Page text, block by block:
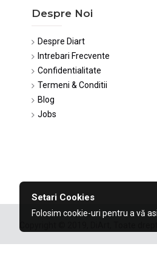
Despre Noi
Despre Diart
Intrebari Frecvente
Confidentialitate
Termeni & Conditii
Blog
Jobs
Setari Cookies
Folosim cookie-uri pentru a vă